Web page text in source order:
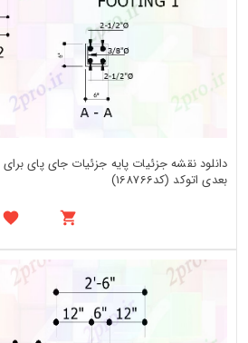
بعدی اتوکد (کد168766)